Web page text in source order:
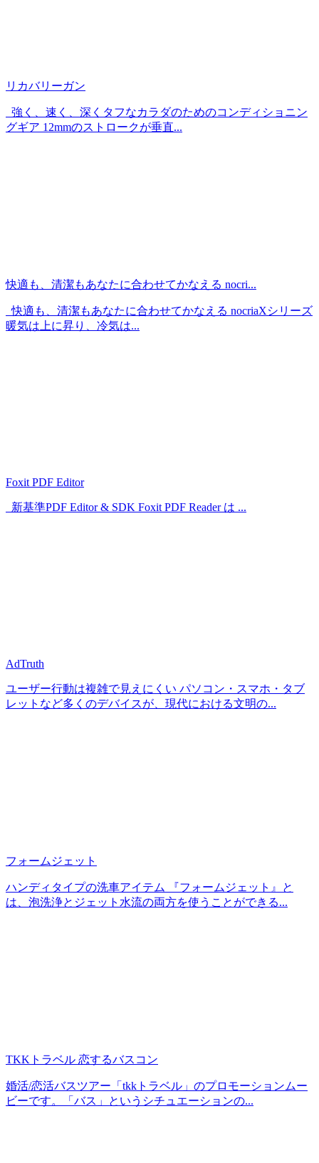
リカバリーガン
強く、速く、深くタフなカラダのためのコンディショニン
グギア 12mmのストロークが垂直...
快適も、清潔もあなたに合わせてかなえる nocri...
快適も、清潔もあなたに合わせてかなえる nocriaXシリーズ
暖気は上に昇り、冷気は...
Foxit PDF Editor
新基準PDF Editor & SDK Foxit PDF Reader は ...
AdTruth
ユーザー行動は複雑で見えにくい パソコン・スマホ・タブ
レットなど多くのデバイスが、現代における文明の...
フォームジェット
ハンディタイプの洗車アイテム 『フォームジェット』と
は、泡洗浄とジェット水流の両方を使うことができる...
TKKトラベル 恋するバスコン
婚活/恋活バスツアー「tkkトラベル」のプロモーションムー
ビーです。「バス」というシチュエーションの...